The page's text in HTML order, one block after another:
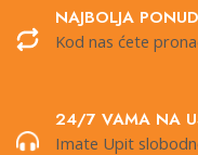
NAJBOLJA
Kod nas ćete
24/7 VAMA NA
Imate Upit